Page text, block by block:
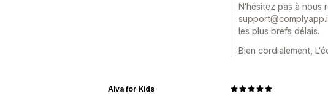
N'hésitez pas à nous
les plus brefs délais.
Bien cordialement,
Alva for Kids